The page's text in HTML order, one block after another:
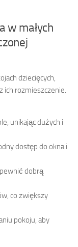
w małych
dziecięcych,
ich rozmieszczenie.
unikając dużych i
dostęp do okna i
dobrą
co zwiększy
pokoju, aby